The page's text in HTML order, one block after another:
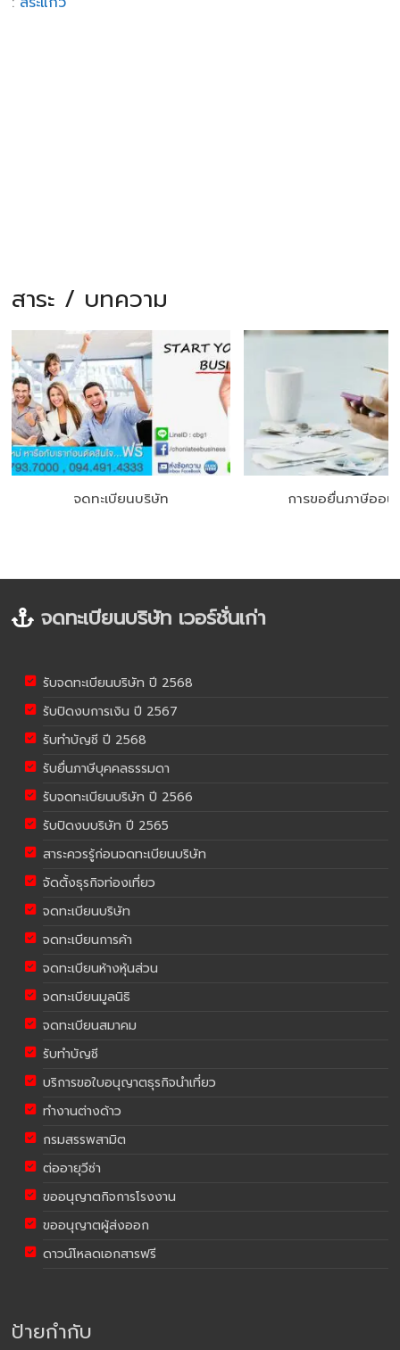
สาระ / บทความ
จดทะเบียนบริษัท การขอยื่นภาษีออน
จดทะเบียนบริษัท เวอร์ชั่นเก่า
รับจดทะเบียนบริษัท ปี 2568
รับปิดงบการเงิน ปี 2567
รับทำบัญชี ปี 2568
รับยื่นภาษีบุคคลธรรมดา
รับจดทะเบียนบริษัท ปี 2566
รับปิดงบบริษัท ปี 2565
สาระควรรู้ก่อนจดทะเบียนบริษัท
จัดตั้งธุรกิจท่องเที่ยว
จดทะเบียนบริษัท
จดทะเบียนการค้า
จดทะเบียนห้างหุ้นส่วน
จดทะเบียนมูลนิธิ
จดทะเบียนสมาคม
รับทำบัญชี
บริการขอใบอนุญาตธุรกิจนำเที่ยว
ทำงานต่างด้าว
กรมสรรพสามิต
ต่ออายุวีซ่า
ขออนุญาตกิจการโรงงาน
ขออนุญาตผู้ส่งออก
ดาวน์โหลดเอกสารฟรี
ป้ายกำกับ